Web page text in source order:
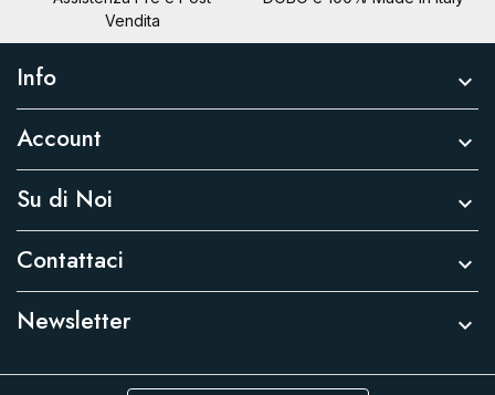
Vendita
Info 
Account 
Su di Noi 
Contattaci 
Newsletter 